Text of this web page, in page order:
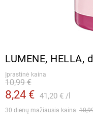
LUMENE,
Įprastinė kaina
8,24 € 41,20 €
10,99 €
30 dienų mažiausia kaina: